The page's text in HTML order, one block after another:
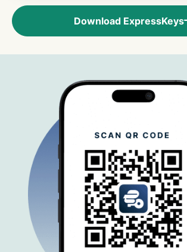
Download ExpressKeys